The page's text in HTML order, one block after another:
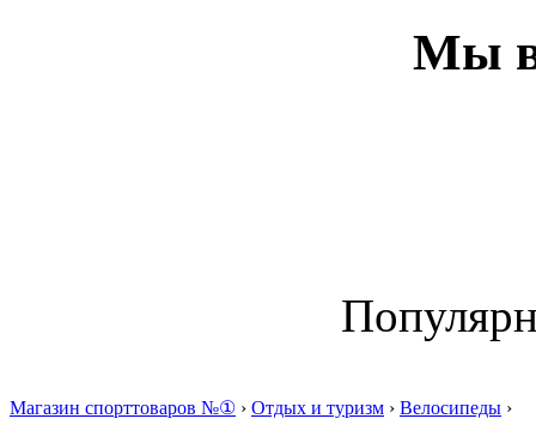
Мы в
Магазин спорттоваров №① › Отдых и туризм › Велосипеды ›